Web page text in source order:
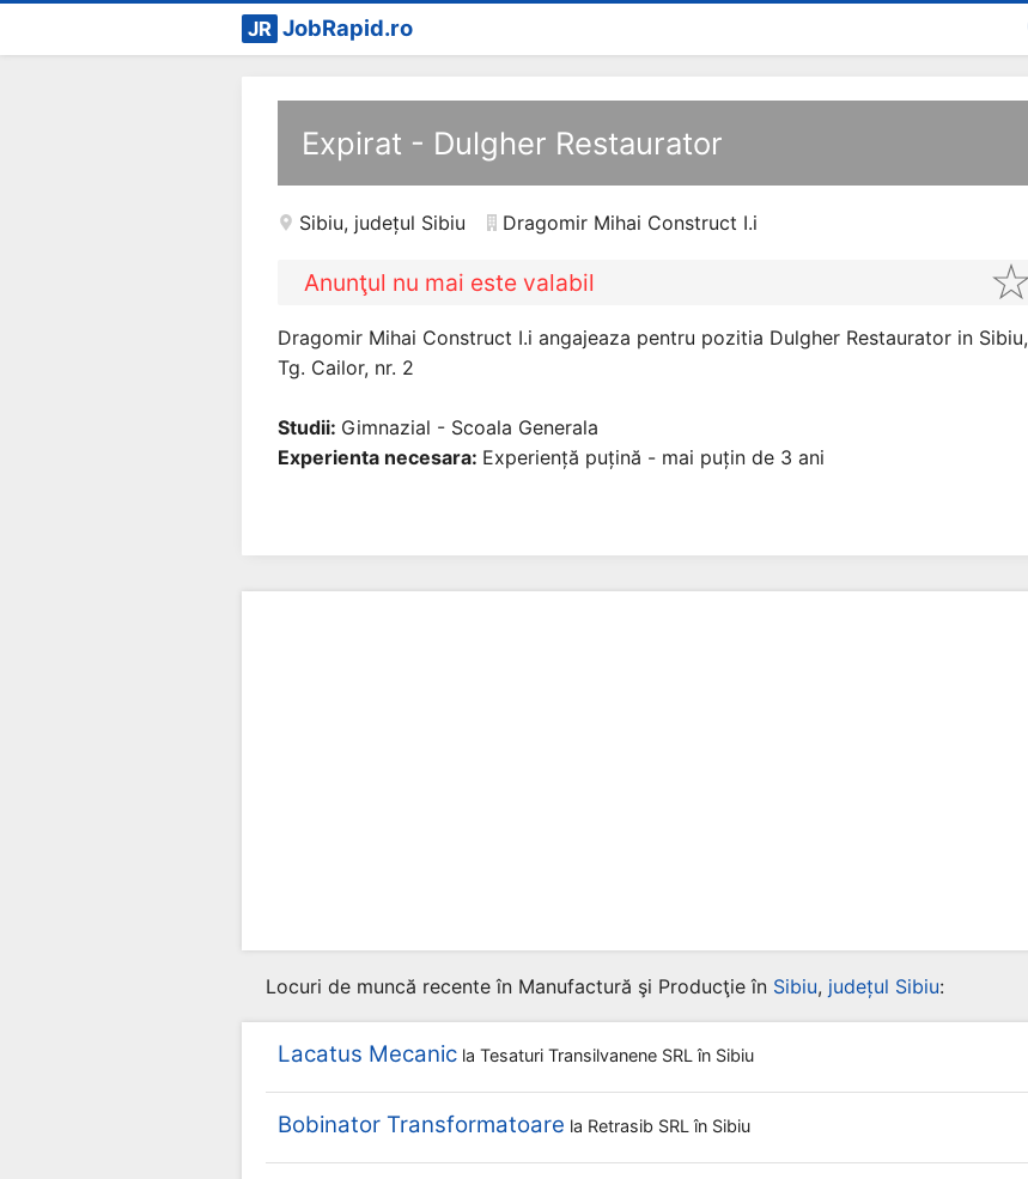
JR JobRapid.ro
Expirat - Dulgher Restaurator
Sibiu, județul Sibiu Dragomir Mihai Construct I.i
Anunţul nu mai este valabil
Dragomir Mihai Construct I.i angajeaza pentru pozitia Dulgher Restaurator in Sibiu,
Tg. Cailor, nr. 2
Studii: Gimnazial - Scoala Generala
Experienta necesara: Experiență puțină - mai puțin de 3 ani
Locuri de muncă recente în Manufactură şi Producţie în Sibiu, județul Sibiu:
Lacatus Mecanic la Tesaturi Transilvanene SRL în Sibiu
Bobinator Transformatoare la Retrasib SRL în Sibiu